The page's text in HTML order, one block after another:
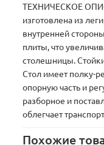
ТЕХНИЧЕСКОЕ
изготовлена из
внутренней
плиты, что
столешницы.
Стол имеет полку-
опорную часть и
разборное и
облегчает
Похожие